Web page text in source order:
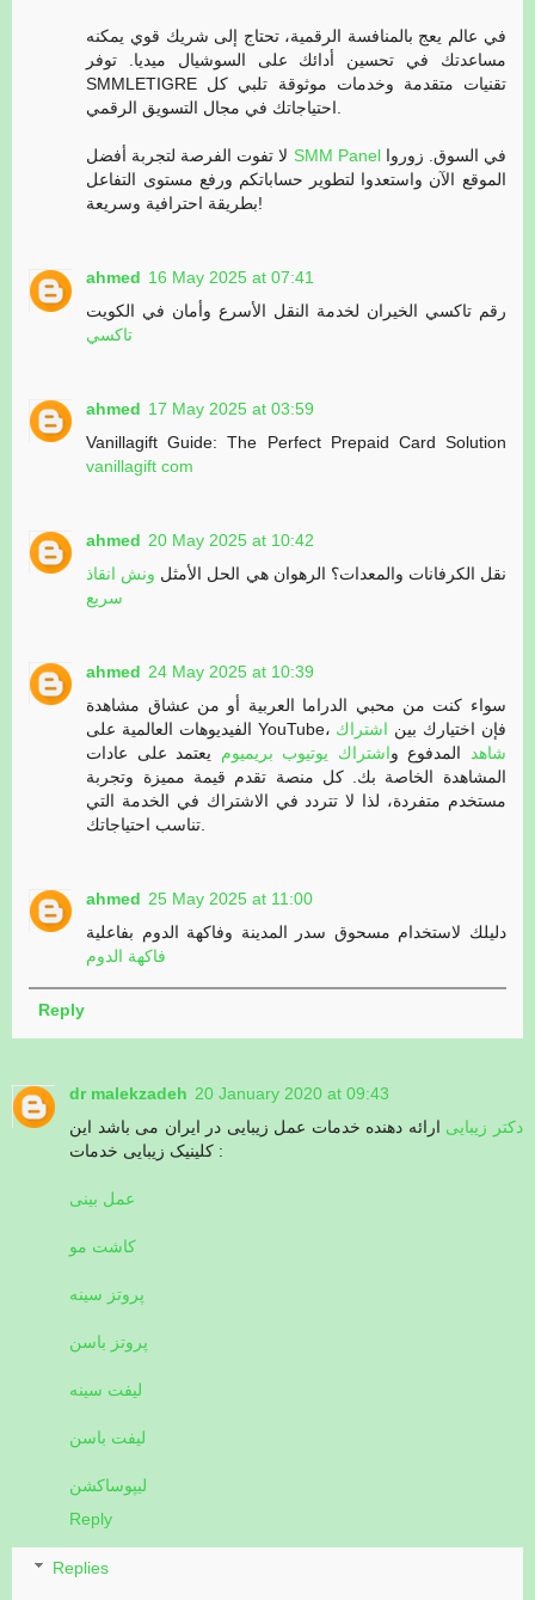
في عالم يعج بالمنافسة الرقمية، تحتاج إلى شريك قوي يمكنه
مساعدتك في تحسين أدائك على السوشيال ميديا. توفر
SMMLETIGRE تقنيات متقدمة وخدمات موثوقة تلبي كل
SMM Panelفي السوق. زوروا
الموقع الآن واستعدوا لتطوير حساباتكم ورفع مستوى التفاعل
بطريقة احترافية وسريعة!
ahmed 16 May 2025 at 07:41
رقم تاكسي الخيران لخدمة النقل الأسرع وأمان في الكويت
تاكسي
ahmed 17 May 2025 at 03:59
Vanillagift Guide: The Perfect Prepaid Card Solution
vanillagift com
ahmed 20 May 2025 at 10:42
نقل الكرفانات والمعدات؟ الرهوان هي الحل الأمثل ونش انقاذ
سريع
ahmed 24 May 2025 at 10:39
سواء كنت من محبي الدراما العربية أو من عشاق مشاهدة
الفيديوهات العالمية على YouTube، فإن اختيارك بين اشتراك
شاهد
المدفوع واشتراك يوتيوب بريميوم يعتمد على عادات
المشاهدة الخاصة بك. كل منصة تقدم قيمة مميزة وتجربة
مستخدم متفردة، لذا لا تتردد في الاشتراك في الخدمة التي
ahmed 25 May 2025 at 11:00
دليلك لاستخدام مسحوق سدر المدينة وفاكهة الدوم بفاعلية
فاكهة الدوم
Reply
dr malekzadeh 20 January 2020 at 09:43
دکتر زیبایی ارائه دهنده خدمات عمل زیبایی در ایران می باشد این
کلینیک زیبایی خدمات :
عمل بینی
کاشت مو
پروتز سینه
پروتز باسن
لیفت سینه
لیفت باسن
لیپوساکشن
Reply
Replies